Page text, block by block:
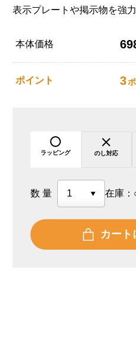
表示プレートや掲示物を強
本体価格
ポイント 3
ラッピング のし対応
数量 在庫：
カート